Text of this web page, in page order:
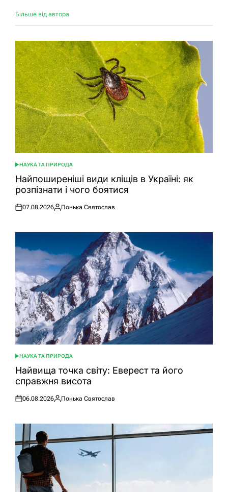
Більше від автора
ОПУБЛІКУВАТИ
У
НАУКА ТА ПРИРОДА
Найпоширеніші види кліщів в Україні: як
розпізнати і чого боятися
Оприлюднено
07.08.2026
Опубліковано
Понька Святослав
ОПУБЛІКУВАТИ
У
НАУКА ТА ПРИРОДА
Найвища точка світу: Еверест та його
справжня висота
Оприлюднено
06.08.2026
Опубліковано
Понька Святослав